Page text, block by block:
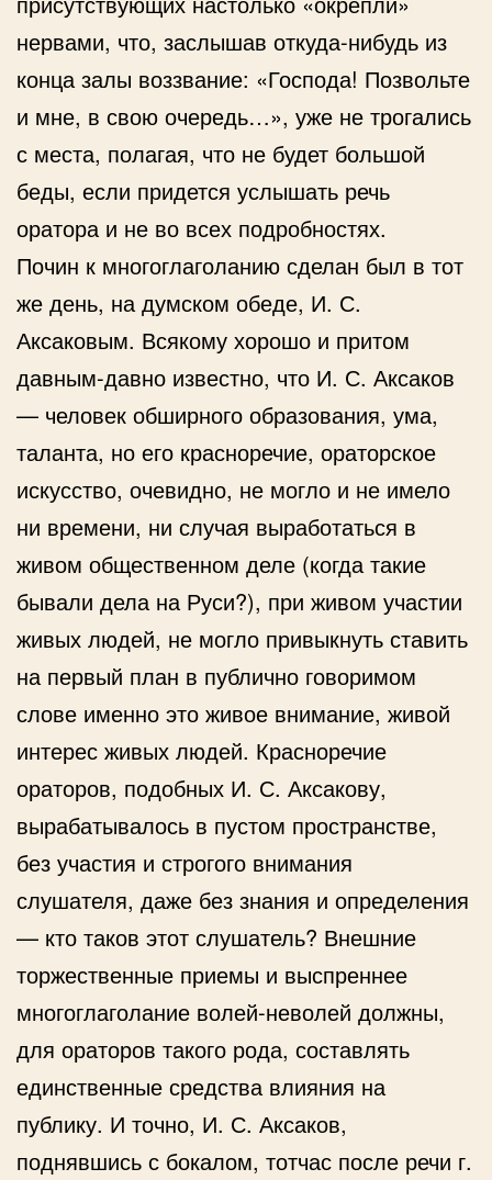
нервами, что, заслышав откуда-нибудь из
конца залы воззвание: «Господа! Позвольте
и мне, в свою очередь…», уже не трогались
с места, полагая, что не будет большой
беды, если придется услышать речь
оратора и не во всех подробностях.
Почин к многоглаголанию сделан был в тот
же день, на думском обеде, И. С.
Аксаковым. Всякому хорошо и притом
давным-давно известно, что И. С. Аксаков
— человек обширного образования, ума,
таланта, но его красноречие, ораторское
искусство, очевидно, не могло и не имело
ни времени, ни случая выработаться в
живом общественном деле (когда такие
бывали дела на Руси?), при живом участии
живых людей, не могло привыкнуть ставить
на первый план в публично говоримом
слове именно это живое внимание, живой
интерес живых людей. Красноречие
ораторов, подобных И. С. Аксакову,
вырабатывалось в пустом пространстве,
без участия и строгого внимания
слушателя, даже без знания и определения
— кто таков этот слушатель? Внешние
торжественные приемы и выспреннее
многоглаголание волей-неволей должны,
для ораторов такого рода, составлять
единственные средства влияния на
публику. И точно, И. С. Аксаков,
поднявшись с бокалом, тотчас после речи г.